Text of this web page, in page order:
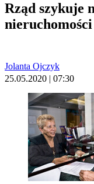
Rząd szykuje
nieruchomości
Jolanta Ojczyk
25.05.2020 | 07:30